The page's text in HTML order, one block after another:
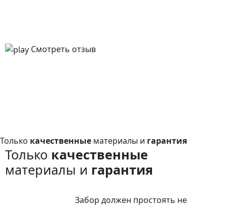
Смотреть отзыв
Только качественные материалы и гарантия
Только качественные
материалы и гарантия
Забор должен простоять не